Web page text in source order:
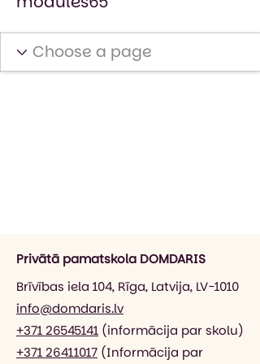
Privātā pamatskola DOMDARIS
Brīvības iela 104, Rīga, Latvija, LV-1010
info@domdaris.lv
+371 26545141 (informācija par skolu)
+371 26411017 (Informācija par